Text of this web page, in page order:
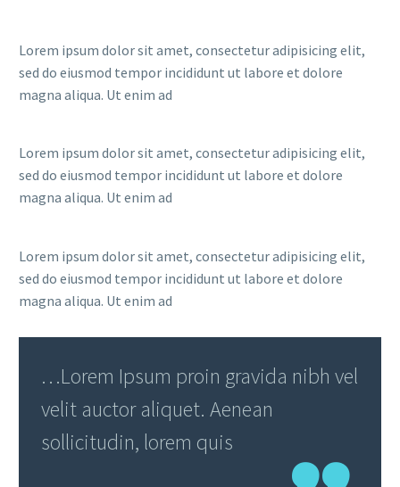
Lorem ipsum dolor sit amet, consectetur adipisicing elit,
sed do eiusmod tempor incididunt ut labore et dolore
magna aliqua. Ut enim ad
Lorem ipsum dolor sit amet, consectetur adipisicing elit,
sed do eiusmod tempor incididunt ut labore et dolore
magna aliqua. Ut enim ad
Lorem ipsum dolor sit amet, consectetur adipisicing elit,
sed do eiusmod tempor incididunt ut labore et dolore
magna aliqua. Ut enim ad
…Lorem Ipsum proin gravida nibh vel
velit auctor aliquet. Aenean
sollicitudin, lorem quis